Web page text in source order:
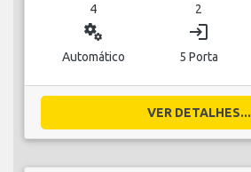
4 2
miscellaneous_services
Automático
login
5 Porta
VER DETALHES...